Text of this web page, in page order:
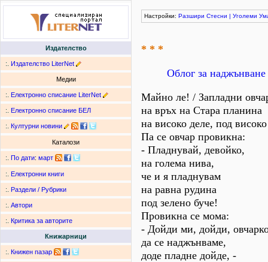
Издателство
:. Издателство LiterNet
Медии
:. Електронно списание LiterNet
:. Електронно списание БЕЛ
:. Културни новини
Каталози
:. По дати: март
:. Електронни книги
:. Раздели / Рубрики
:. Автори
:. Критика за авторите
Книжарници
:. Книжен пазар
Настройки: Разшири Стесни | Уголеми
* * *
Облог за
Майно ле! / Запладни
на връх на Стара планина
на високо деле, под
Па се овчар провикна:
- Пладнувай, девойко,
на голема нива,
че и я пладнувам
на равна рудина
под зелено буче!
Провикна се мома:
- Дойди ми, дойди,
да се наджънваме,
доде пладне дойде, -